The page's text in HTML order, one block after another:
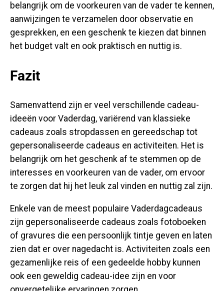
belangrijk om de voorkeuren van de vader te kennen,
aanwijzingen te verzamelen door observatie en
gesprekken, en een geschenk te kiezen dat binnen
het budget valt en ook praktisch en nuttig is.
Fazit
Samenvattend zijn er veel verschillende cadeau-
ideeën voor Vaderdag, variërend van klassieke
cadeaus zoals stropdassen en gereedschap tot
gepersonaliseerde cadeaus en activiteiten. Het is
belangrijk om het geschenk af te stemmen op de
interesses en voorkeuren van de vader, om ervoor
te zorgen dat hij het leuk zal vinden en nuttig zal zijn.
Enkele van de meest populaire Vaderdagcadeaus
zijn gepersonaliseerde cadeaus zoals fotoboeken
of gravures die een persoonlijk tintje geven en laten
zien dat er over nagedacht is. Activiteiten zoals een
gezamenlijke reis of een gedeelde hobby kunnen
ook een geweldig cadeau-idee zijn en voor